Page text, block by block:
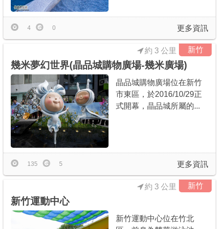
更多資訊
4 0
新竹
約 3 公里
幾米夢幻世界(晶品城購物廣場-幾米廣場)
晶品城購物廣場位在新竹
市東區，於2016/10/29正
式開幕，晶品城所屬的...
更多資訊
135 5
新竹
約 3 公里
新竹運動中心
新竹運動中心位在竹北